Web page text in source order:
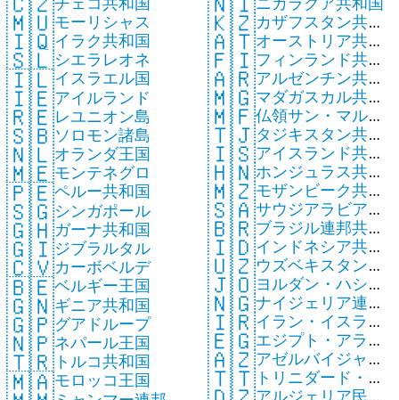
🇲🇺モーリシャス
🇮🇶イラク共和国
🇸🇱シエラレオネ
🇮🇱イスラエル国
🇮🇪アイルランド
🇷🇪レユニオン島
🇸🇧ソロモン諸島
🇳🇱オランダ王国
🇲🇪モンテネグロ
🇵🇪ペルー共和国
🇸🇬シンガポール
🇬🇭ガーナ共和国
🇬🇮ジブラルタル
🇨🇻カーボベルデ
🇧🇪ベルギー王国
🇬🇳ギニア共和国
🇬🇵グアドループ
🇳🇵ネパール王国
🇹🇷 トルコ共和国
🇲🇦モロッコ王国
🇰🇿カザフスタン共和
国
🇦🇹オーストリア共和
国
🇫🇮フィンランド共和
国
🇦🇷アルゼンチン共和
国
🇲🇬マダガスカル共和
国
🇲🇫仏領サン・マルタ
ン
🇹🇯タジキスタン共和
国
🇮🇸アイスランド共和
国
🇭🇳ホンジュラス共和
国
🇲🇿モザンビーク共和
国
🇸🇦サウジアラビア王
国
🇧🇷ブラジル連邦共和
国
🇮🇩インドネシア共和
国
🇺🇿ウズベキスタン共
和国
🇯🇴ヨルダン・ハシミ
テ王国
🇳🇬ナイジェリア連邦
共和国
🇮🇷イラン・イスラム
共和国
🇪🇬エジプト・アラブ
共和国
🇦🇿アゼルバイジャン
共和国
🇹🇹 トリニダード・ト
バゴ共和国アルジェリア民主